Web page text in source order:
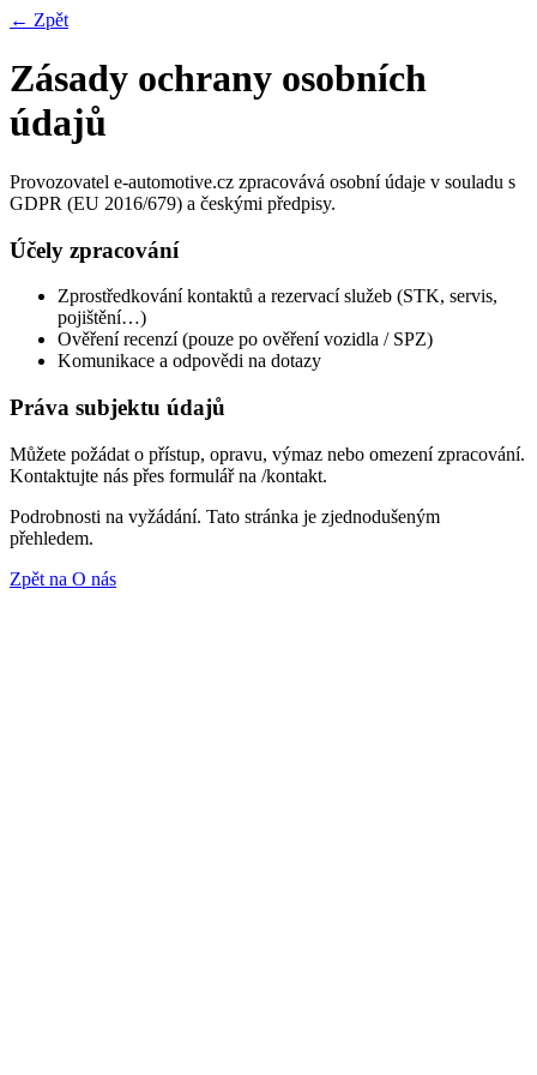
← Zpět
Zásady ochrany osobních
údajů
Provozovatel e-automotive.cz zpracovává osobní údaje v souladu s
GDPR (EU 2016/679) a českými předpisy.
Účely zpracování
Zprostředkování kontaktů a rezervací služeb (STK, servis,
pojištění…)
Ověření recenzí (pouze po ověření vozidla / SPZ)
Komunikace a odpovědi na dotazy
Práva subjektu údajů
Můžete požádat o přístup, opravu, výmaz nebo omezení zpracování.
Kontaktujte nás přes formulář na /kontakt.
Podrobnosti na vyžádání. Tato stránka je zjednodušeným
přehledem.
Zpět na O nás